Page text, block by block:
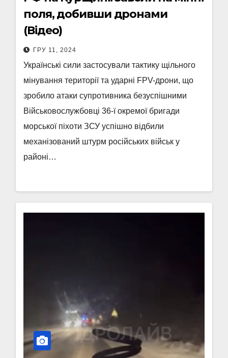
поля, добивши дронами
(Відео)
ГРУ 11, 2024
Українські сили застосували тактику щільного
мінування території та ударні FPV-дрони, що
зробило атаки супротивника безуспішними
Військовослужбовці 36-ї окремої бригади
морської піхоти ЗСУ успішно відбили
механізований штурм російських військ у
районі…